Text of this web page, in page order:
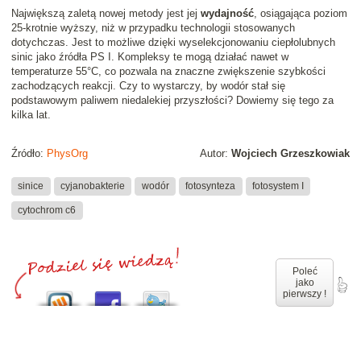
Największą zaletą nowej metody jest jej wydajność , osiągająca poziom
25-krotnie wyższy, niż w przypadku technologii stosowanych
dotychczas. Jest to możliwe dzięki wyselekcjonowaniu ciepłolubnych
sinic jako źródła PS I. Kompleksy te mogą działać nawet w
temperaturze 55°C, co pozwala na znaczne zwiększenie szybkości
zachodzących reakcji. Czy to wystarczy, by wodór stał się
podstawowym paliwem niedalekiej przyszłości? Dowiemy się tego za
kilka lat.
Autor: Wojciech Grzeszkowiak
Źródło: PhysOrg
sinice cyjanobakterie wodór fotosynteza fotosystem I
cytochrom c6
Poleć
jako
pierwszy !